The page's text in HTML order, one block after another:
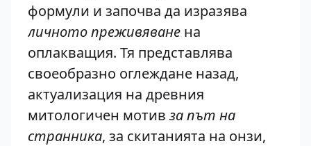
формули и започва да изразява
личното преживяване на
оплакващия. Тя представлява
своеобразно оглеждане назад,
актуализация на древния
митологичен мотив за път на
странника, за скитанията на онзи,